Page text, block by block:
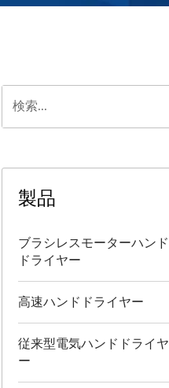
製品
ブラシレスモーターハンド
ドライヤー
高速ハンドドライヤー
従来型電気ハンドドライヤ
ー